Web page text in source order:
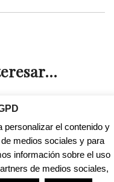
Next Post
La Comisión 8 de Marzo
convoca esta tarde…
personalizar el contenido y
medios sociales y para
información sobre el uso
de medios sociales,